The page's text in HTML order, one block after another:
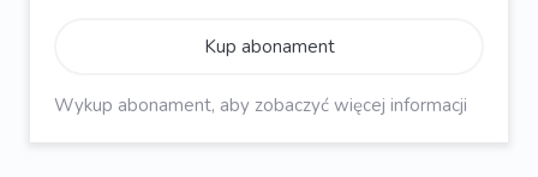
Kup abonament
Wykup abonament, aby zobaczyć więcej informacji